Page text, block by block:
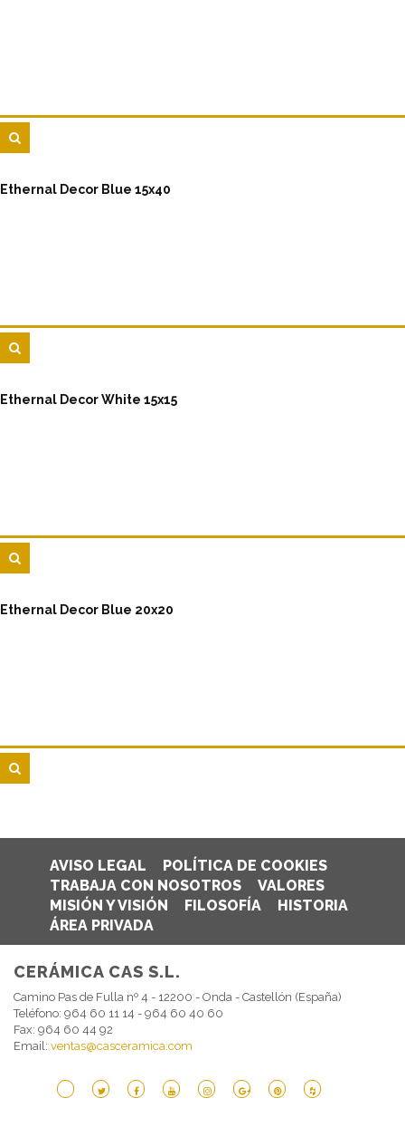
Ethernal Decor Blue 15x40
Ethernal Decor White 15x15
Ethernal Decor Blue 20x20
AVISO LEGAL
POLÍTICA DE COOKIES
TRABAJA CON NOSOTROS
VALORES
MISIÓN Y VISIÓN
FILOSOFÍA
HISTORIA
ÁREA PRIVADA
CERÁMICA CAS S.L.
Camino Pas de Fulla nº 4 - 12200 - Onda - Castellón (España)
Teléfono: 964 60 11 14 - 964 60 40 60
Fax: 964 60 44 92
Email: ventas@casceramica.com